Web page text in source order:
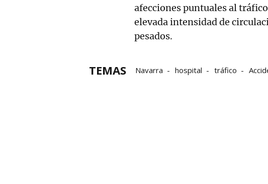
afecciones puntuales al
elevada intensidad de
pesados.
TEMAS Navarra hospital tráfico